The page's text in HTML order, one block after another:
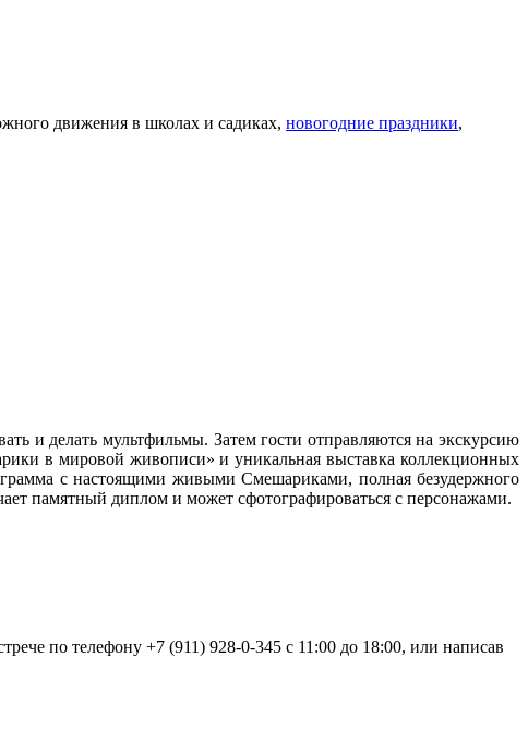
движения в школах и садиках, новогодние праздники,
и делать мультфильмы. Затем гости отправляются на экскурсию
в мировой живописи» и уникальная выставка коллекционных
с настоящими живыми Смешариками, полная безудержного
памятный диплом и может сфотографироваться с персонажами.
по телефону +7 (911) 928-0-345 c 11:00 до 18:00, или написав